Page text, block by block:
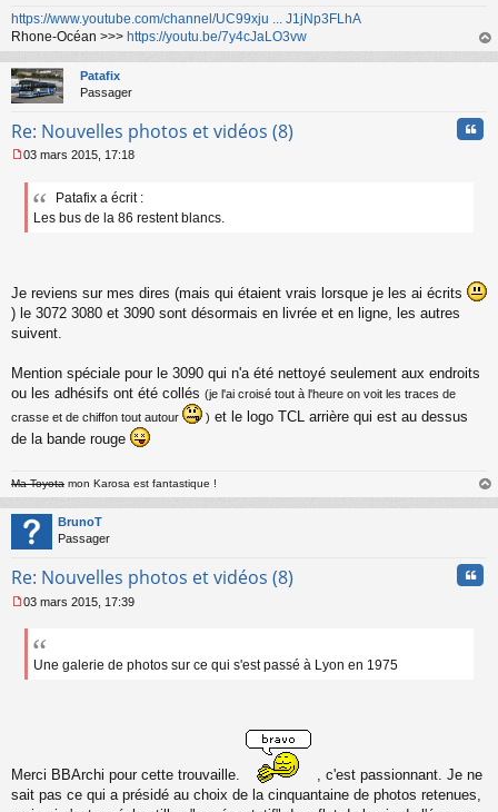
https://www.youtube.com/channel/UC99xju ... J1jNp3FLhA
Rhone-Océan >>> https://youtu.be/7y4cJaLO3vw
au
Patafix
Passager
Re: Nouvelles photos et vidéos (8)
e
a
o
n
l
03 mars 2015, 17:18
Patafix a écrit :
Les bus de la 86 restent blancs.
Je reviens sur mes dires (mais qui étaient vrais lorsque je les ai écrits
) le 3072 3080 et 3090 sont désormais en livrée et en ligne, les autres
suivent.
Mention spéciale pour le 3090 qui n'a été nettoyé seulement aux endroits
ou les adhésifs ont été collés (je l'ai croisé tout à l'heure on voit les traces de
crasse et de chiffon tout autour
) et le logo TCL arrière qui est au dessus
de la bande rouge
Ma Toyota mon Karosa est fantastique !
au
BrunoT
Passager
Re: Nouvelles photos et vidéos (8)
e
a
l
u
03 mars 2015, 17:39
Une galerie de photos sur ce qui s'est passé à Lyon en 1975
Merci BBArchi pour cette trouvaille.
, c'est passionnant. Je ne
sait pas ce qui a présidé au choix de la cinquantaine de photos retenues,